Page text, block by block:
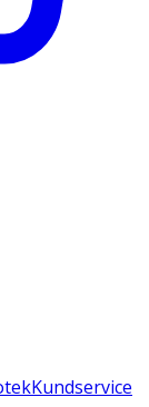
Kundservice